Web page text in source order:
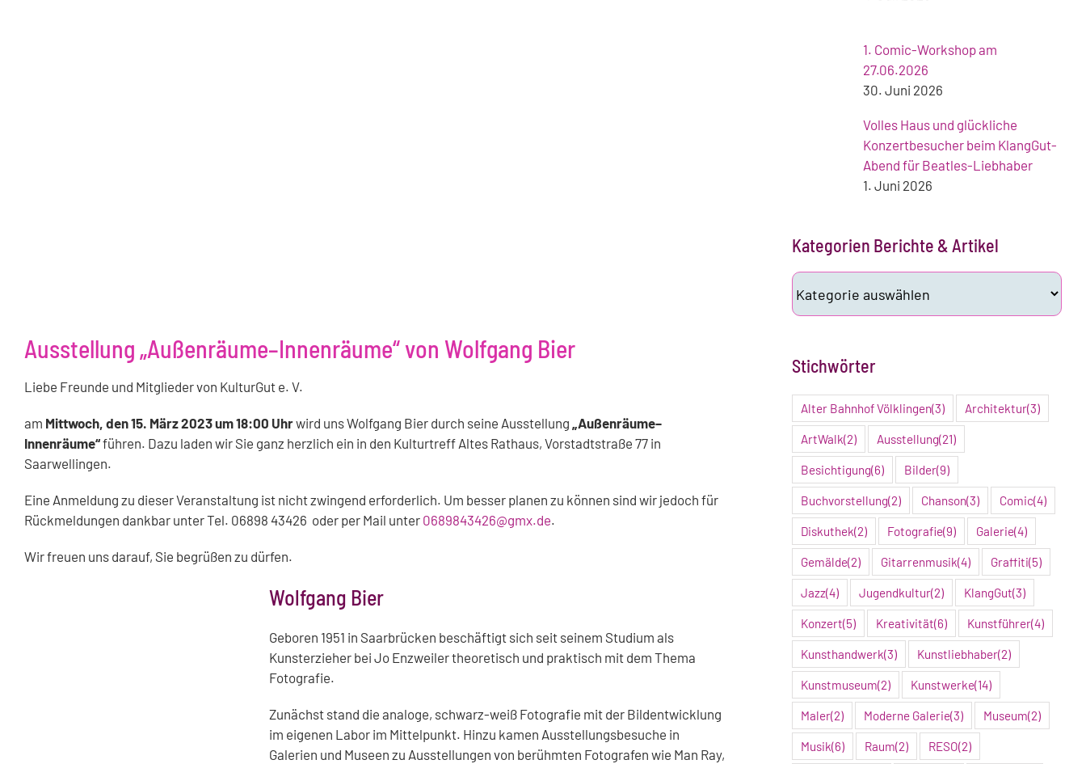
Ausstellung „Außenräume–Innenräume“ von Wolfgang Bier
Liebe Freunde und Mitglieder von KulturGut e. V.
am Mittwoch, den 15. März 2023 um 18:00 Uhrwird uns Wolfgang Bier durch seine Ausstellung „Außenräume–
Innenräume“führen. Dazu laden wir Sie ganz herzlich ein in den Kulturtreff Altes Rathaus, Vorstadtstraße 77 in
Saarwellingen.
Eine Anmeldung zu dieser Veranstaltung ist nicht zwingend erforderlich. Um besser planen zu können sind wir jedoch für
Rückmeldungen dankbar unter Tel. 06898 43426 oder per Mail unter 0689843426@gmx.de.
Wir freuen uns darauf, Sie begrüßen zu dürfen.
Wolfgang Bier
Geboren 1951 in Saarbrücken beschäftigt sich seit seinem Studium als
Kunsterzieher bei Jo Enzweiler theoretisch und praktisch mit dem Thema
Fotografie.
Zunächst stand die analoge, schwarz-weiß Fotografie mit der Bildentwicklung
im eigenen Labor im Mittelpunkt. Hinzu kamen Ausstellungsbesuche in
Galerien und Museen zu Ausstellungen von berühmten Fotografen wie Man Ray,
1. Comic-Workshop am
27.06.2026
30. Juni 2026
Volles Haus und glückliche
Konzertbesucher beim KlangGut-
Abend für Beatles-Liebhaber
1. Juni 2026
Kategorien Berichte & Artikel
Kategorien
Berichte
&
Stichwörter
Alter Bahnhof Völklingen(3) Architektur(3)
ArtWalk(2) Ausstellung(21)
Besichtigung(6) Bilder(9)
Buchvorstellung(2) Chanson(3) Comic(4)
Diskuthek(2) Fotografie(9) Galerie(4)
Gemälde(2) Gitarrenmusik(4) Graffiti(5)
Jazz(4) Jugendkultur(2) KlangGut(3)
Konzert(5) Kreativität(6) Kunstführer(4)
Kunsthandwerk(3) Kunstliebhaber(2)
Kunstmuseum(2) Kunstwerke(14)
Maler(2) Moderne Galerie(3) Museum(2)
Musik(6) Raum(2) RESO(2)